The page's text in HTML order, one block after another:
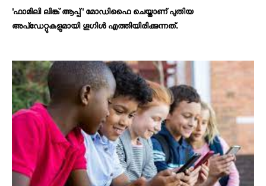
'ഫാമിലി ലിങ്ക് ആപ്പ്' മോഡിഫൈ ചെയ്താണ് പുതിയ
അപ്ഡേറ്റുകളുമായി ഗൂഗിൾ എത്തിയിരിക്കുന്നത്.